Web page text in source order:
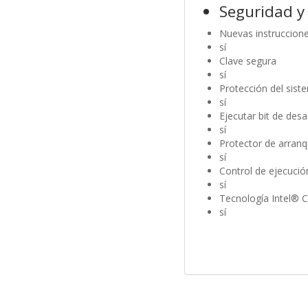
Seguridad
Nuevas
sí
Clave segura
sí
Protección del
sí
Ejecutar bit de
sí
Protector de
sí
Control de
sí
Tecnología Intel®
sí